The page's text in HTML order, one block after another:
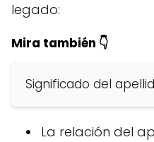
legado:
Mira también 👇
Significado del
La relación del